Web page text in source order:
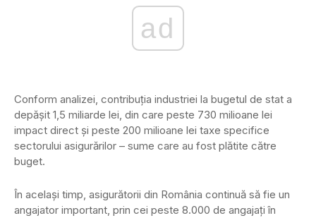
ad
Conform analizei, contribuţia industriei la bugetul de stat a
depăşit 1,5 miliarde lei, din care peste 730 milioane lei
impact direct şi peste 200 milioane lei taxe specifice
sectorului asigurărilor – sume care au fost plătite către
buget.
În acelaşi timp, asigurătorii din România continuă să fie un
angajator important, prin cei peste 8.000 de angajaţi în